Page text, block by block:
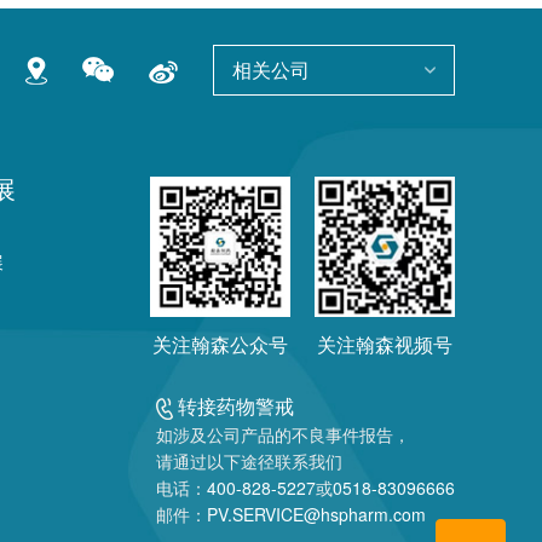
相关公司
关注翰森公众号 关注翰森视频号
转接药物警戒
如涉及公司产品的不良事件报告，
请通过以下途径联系我们
电话： 400-828-5227或0518-83096666
邮件： PV.SERVICE@hspharm.com